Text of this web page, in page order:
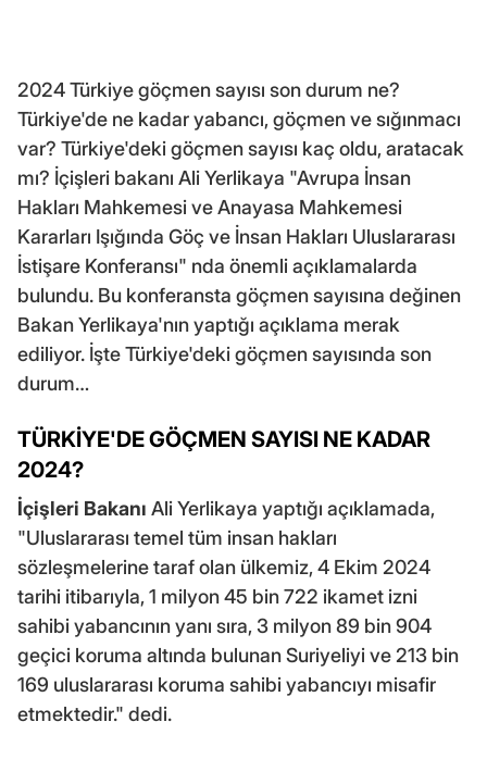
2024 Türkiye göçmen sayısı son durum ne?
Türkiye'de ne kadar yabancı, göçmen ve sığınmacı
var? Türkiye'deki göçmen sayısı kaç oldu, aratacak
mı? İçişleri bakanı Ali Yerlikaya "Avrupa İnsan
Hakları Mahkemesi ve Anayasa Mahkemesi
Kararları Işığında Göç ve İnsan Hakları Uluslararası
İstişare Konferansı" nda önemli açıklamalarda
bulundu. Bu konferansta göçmen sayısına değinen
Bakan Yerlikaya'nın yaptığı açıklama merak
ediliyor. İşte Türkiye'deki göçmen sayısında son
durum…
TÜRKİYE'DE GÖÇMEN SAYISI NE KADAR
2024?
İçişleri Bakanı Ali Yerlikaya yaptığı açıklamada,
"Uluslararası temel tüm insan hakları
sözleşmelerine taraf olan ülkemiz, 4 Ekim 2024
tarihi itibarıyla, 1 milyon 45 bin 722 ikamet izni
sahibi yabancının yanı sıra, 3 milyon 89 bin 904
geçici koruma altında bulunan Suriyeliyi ve 213 bin
169 uluslararası koruma sahibi yabancıyı misafir
etmektedir." dedi.